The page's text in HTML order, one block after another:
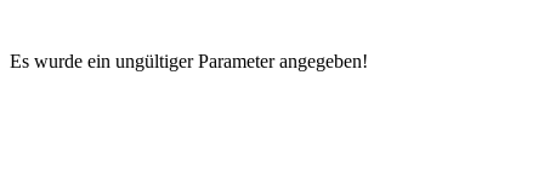
Es wurde ein ungültiger Parameter angegeben!